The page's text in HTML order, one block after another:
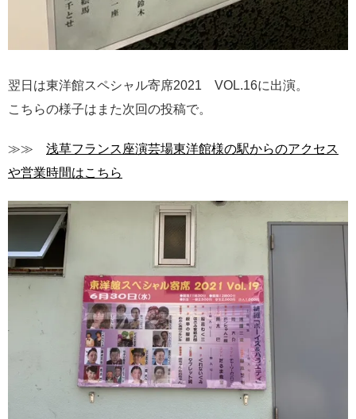
翌日は東洋館スペシャル寄席2021 VOL.16に出演。
こちらの様子はまた次回の投稿で。
≫≫ 浅草フランス座演芸場東洋館様の駅からのアクセス
や営業時間はこちら